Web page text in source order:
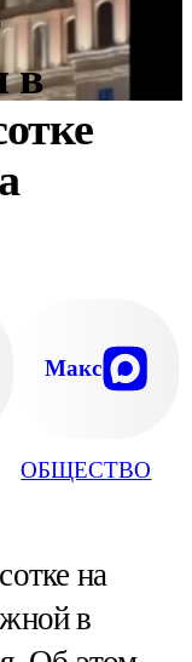
ОБЩЕСТВО
в
Макс
на
в